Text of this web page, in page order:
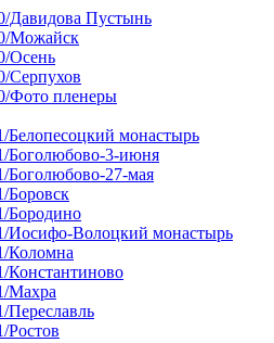
Давидова Пустынь
Можайск
Осень
Серпухов
Фото пленеры
Белопесоцкий монастырь
Боголюбово-3-июня
Боголюбово-27-мая
Боровск
Бородино
Иосифо-Волоцкий монастырь
Коломна
Константиново
Махра
Переславль
Ростов